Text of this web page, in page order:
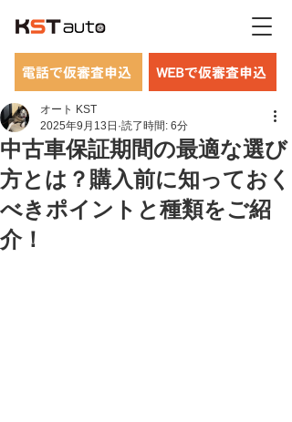
WEBで仮審査申込
電話で仮審査申込
中古車保証期間の最適な選び
方とは？購入前に知っておく
べきポイントと種類をご紹
介！
オート KST
2025年9月13日 読了時間: 6分